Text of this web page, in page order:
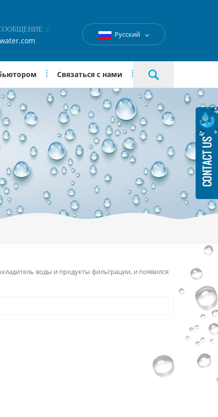
：
Русский
Связаться с нами
воды и продукты фильтрации, и появился